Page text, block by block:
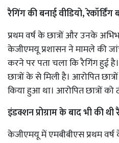
रैगिंग की बनाई वीडियो, रेकॉर्डिंग
प्रथम वर्ष के छात्रों और उनके
केजीएमयू प्रशासन ने मामले की
करने पर पता चला कि रैगिंग हुई
छात्रों के से मिली है। आरोपित
किया हुआ था। आरोपित छात्रों
इंडक्शन प्रोग्राम के बाद भी की
केजीएमयू में एमबीबीएस प्रथम